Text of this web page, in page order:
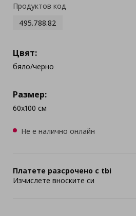
Продуктов код
495.788.82
Цвят:
бяло/черно
Размер:
60x100 см
Не е налично онлайн
Платете разсрочено с tbi
Изчислете вноските си